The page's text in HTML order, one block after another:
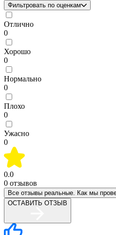
Фильтровать по оценкам
Отлично
0
Хорошо
0
Нормально
0
Плохо
0
Ужасно
0
0.0
0 отзывов
Все отзывы реальные. Как мы
ОСТАВИТЬ ОТЗЫВ